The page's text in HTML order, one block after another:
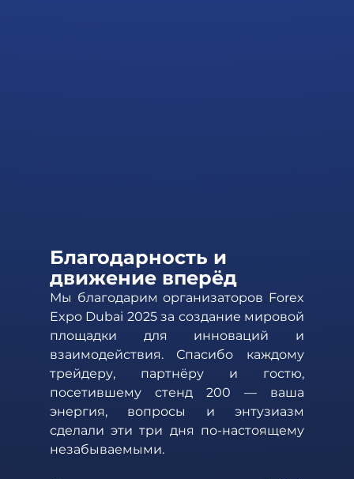
Благодарность и
движение вперёд
Мы благодарим организаторов Forex
Expo Dubai 2025 за создание мировой
площадки для инноваций и
взаимодействия. Спасибо каждому
трейдеру, партнёру и гостю,
посетившему стенд 200 — ваша
энергия, вопросы и энтузиазм
сделали эти три дня по-настоящему
незабываемыми.